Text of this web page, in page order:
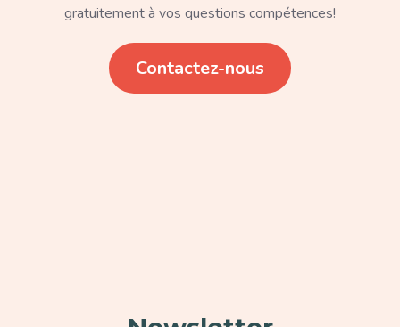
gratuitement à vos questions compétences!
Contactez-nous